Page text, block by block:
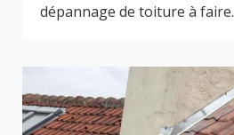
dépannage de toiture à faire.